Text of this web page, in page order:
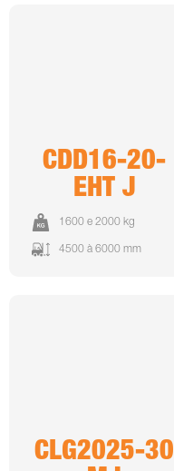
CDD16-20-
EHT J
1600 e 2000 kg
4500 à 6000 mm
CLG2025-30